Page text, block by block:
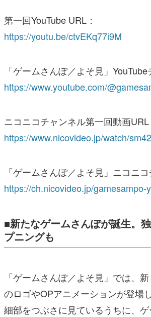
第一回YouTube URL：
https://youtu.be/ctvEKq77i9M
「ゲームさんぽ／よそ見」
https://www.youtube.com/
ニコニコチャンネル第一回動画URL
https://www.nicovideo.jp/watch/
「ゲームさんぽ／よそ見」ニコニ
https://ch.nicovideo.jp/gamesampo-
■新たなゲームさんぽが誕生。
プニングも
「ゲームさんぽ／よそ見」では、
のロゴやOPアニメーションが登場
細部をつぶさに見ているうちに、